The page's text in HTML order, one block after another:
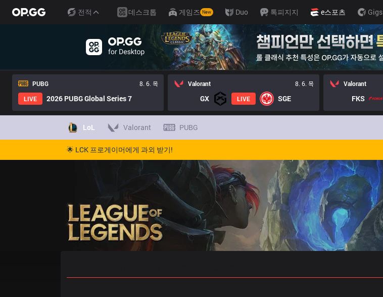
전적 데스크톱 게임즈 New Duo 톡피지지 e스포츠 Gigs
PUBG
8. 6. 목
LIVE
2026 PUBG Global Series 7
Valorant 8. 6. 목
GX LIVE SGE
Valorant
FKS
LoL Valorant PUBG
🌟 LCK 프로게이머에게 과외 받기!